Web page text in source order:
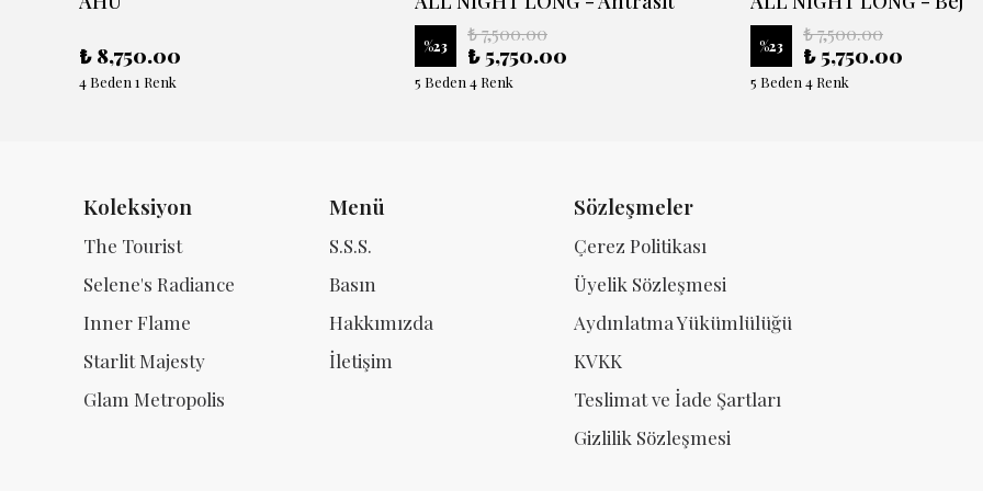
₺ 8,750.00
4 Beden 1 Renk
%23
₺ 7,500.00
₺ 5,750.00
5 Beden 4 Renk
%23
₺ 7,500.00
₺ 5,750.00
5 Beden 4 Renk
Koleksiyon
The Tourist
Selene's Radiance
Inner Flame
Starlit Majesty
Glam Metropolis
Menü
S.S.S.
Basın
Hakkımızda
İletişim
Sözleşmeler
Çerez Politikası
Üyelik Sözleşmesi
Aydınlatma Yükümlülüğü
KVKK
Teslimat ve İade Şartları
Gizlilik Sözleşmesi